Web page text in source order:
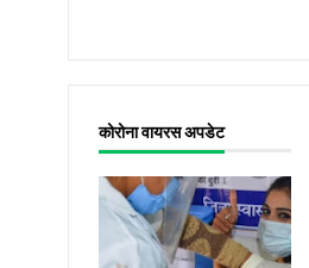
कोरोना वायरस अपडेट